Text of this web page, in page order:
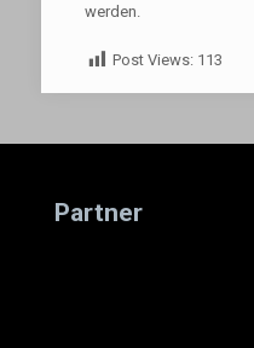
werden.
Post Views: 113
Partner